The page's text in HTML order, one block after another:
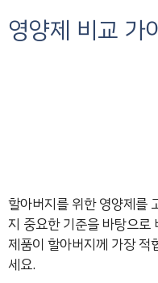
영양제 비교 가
할아버지를 위한 영양제를
지 중요한 기준을 바탕으로
제품이 할아버지께 가장 적
세요.